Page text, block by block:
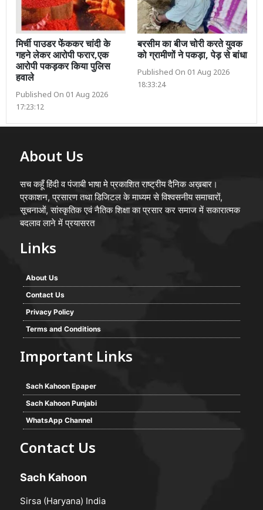
मिर्ची पाउडर फेंककर चांदी के
गहने लेकर आरोपी फरार,एक
आरोपी पकड़कर किया पुलिस
हवाले
Published On 01 Aug 2026
17:23:12
बरसीम का बीज चोरी करते युवक
को ग्रामीणों ने पकड़ा, पेड़ से बांधा
Published On 01 Aug 2026
18:33:24
About Us
सच कहूँ हिंदी व पंजाबी भाषा मे प्रकाशित राष्ट्रीय दैनिक अख़बार।
प्रकाशन, प्रसारण तथा डिजिटल के माध्यम से विश्वसनीय समाचारों,
सूचनाओं, सांस्कृतिक एवं नैतिक शिक्षा का प्रसार कर समाज में सकारात्मक
बदलाव लाने में प्रयासरत
Links
About Us
Contact Us
Privacy Policy
Terms and Conditions
Important Links
Sach Kahoon Epaper
Sach Kahoon Punjabi
WhatsApp Channel
Contact Us
Sach Kahoon
Sirsa (Haryana) India